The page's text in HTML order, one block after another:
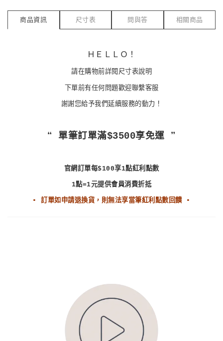
商品資訊 尺寸表 問與答 相關商品
ＨＥＬＬＯ！
請在購物前詳閱尺寸表說明
下單前有任何問題歡迎聯繫客服
謝謝您給予我們延續服務的動力！
❝ 單筆訂單滿$3500享免運 ❞
官網訂單每$100享1點紅利點數
1點=1元提供會員消費折抵
▪ 訂單如申請退換貨，則無法享當筆紅利點數回饋 ▪